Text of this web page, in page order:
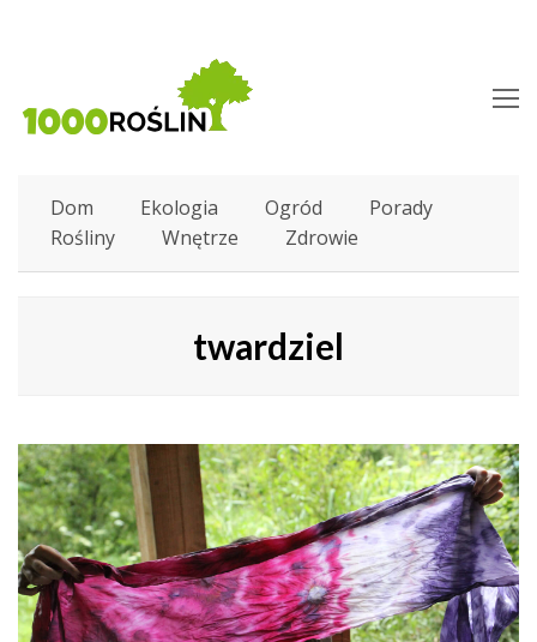
Dom Ekologia Ogród
Porady
Rośliny
Wnętrze Zdrowie
twardziel